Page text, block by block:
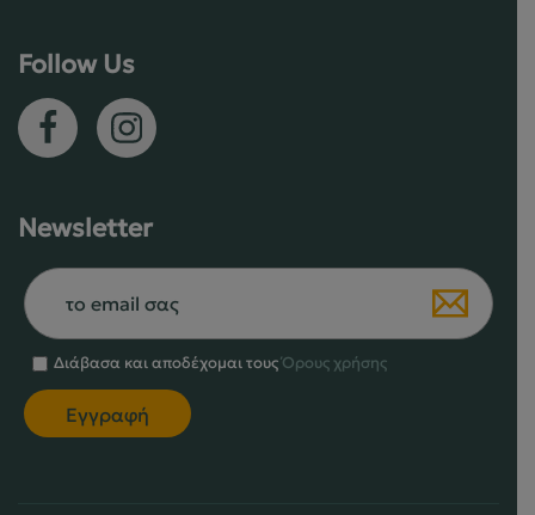
Follow Us
Newsletter
Διάβασα και αποδέχομαι τουςΌρους χρήσης